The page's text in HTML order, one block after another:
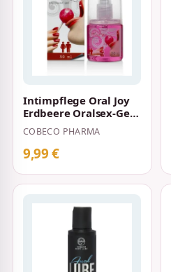
Intimpflege Oral Joy
Erdbeere Oralsex-Gel
30 ml
COBECO PHARMA
9,99 €